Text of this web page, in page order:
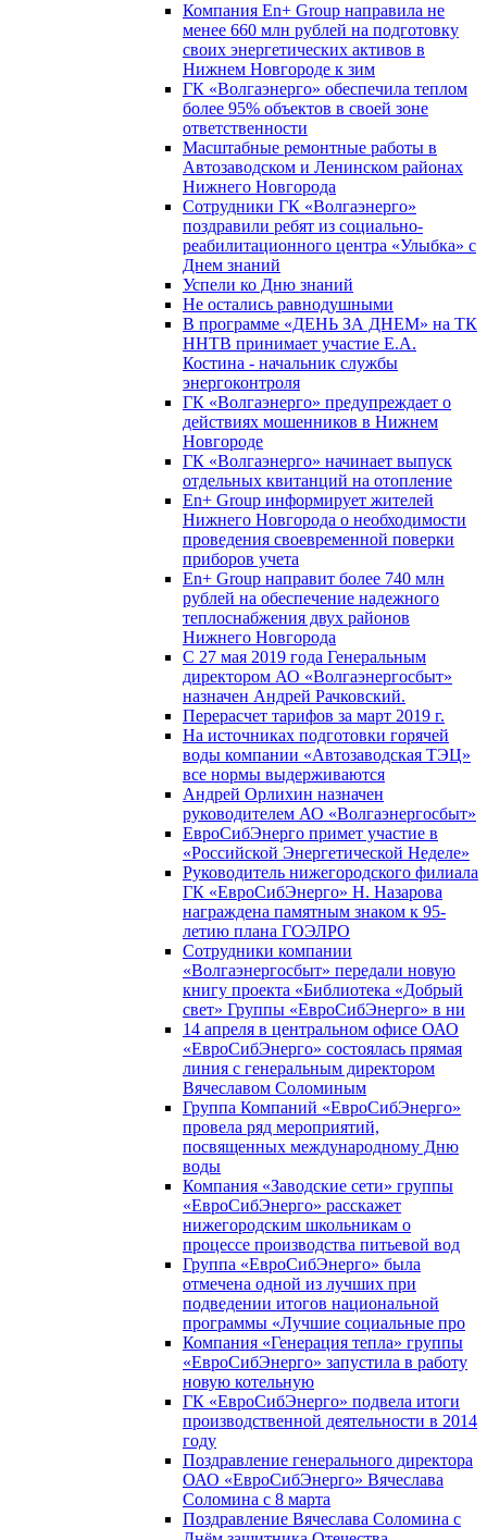
Компания En+ Group направила не
менее 660 млн рублей на подготовку
своих энергетических активов в
Нижнем Новгороде к зим
ГК «Волгаэнерго» обеспечила теплом
более 95% объектов в своей зоне
ответственности
Масштабные ремонтные работы в
Автозаводском и Ленинском районах
Нижнего Новгорода
Сотрудники ГК «Волгаэнерго»
поздравили ребят из социально-
реабилитационного центра «Улыбка» с
Днем знаний
Успели ко Дню знаний
Не остались равнодушными
В программе «ДЕНЬ ЗА ДНЕМ» на ТК
ННТВ принимает участие Е.А.
Костина - начальник службы
энергоконтроля
ГК «Волгаэнерго» предупреждает о
действиях мошенников в Нижнем
Новгороде
ГК «Волгаэнерго» начинает выпуск
отдельных квитанций на отопление
En+ Group информирует жителей
Нижнего Новгорода о необходимости
проведения своевременной поверки
приборов учета
En+ Group направит более 740 млн
рублей на обеспечение надежного
теплоснабжения двух районов
Нижнего Новгорода
С 27 мая 2019 года Генеральным
директором АО «Волгаэнергосбыт»
назначен Андрей Рачковский.
Перерасчет тарифов за март 2019 г.
На источниках подготовки горячей
воды компании «Автозаводская ТЭЦ»
все нормы выдерживаются
Андрей Орлихин назначен
руководителем АО «Волгаэнергосбыт»
ЕвроСибЭнерго примет участие в
«Российской Энергетической Неделе»
Руководитель нижегородского филиала
ГК «ЕвроСибЭнерго» Н. Назарова
награждена памятным знаком к 95-
летию плана ГОЭЛРО
Сотрудники компании
«Волгаэнергосбыт» передали новую
книгу проекта «Библиотека «Добрый
свет» Группы «ЕвроСибЭнерго» в ни
14 апреля в центральном офисе ОАО
«ЕвроСибЭнерго» состоялась прямая
линия с генеральным директором
Вячеславом Соломиным
Группа Компаний «ЕвроСибЭнерго»
провела ряд мероприятий,
посвященных международному Дню
воды
Компания «Заводские сети» группы
«ЕвроСибЭнерго» расскажет
нижегородским школьникам о
процессе производства питьевой вод
Группа «ЕвроСибЭнерго» была
отмечена одной из лучших при
подведении итогов национальной
программы «Лучшие социальные про
Компания «Генерация тепла» группы
«ЕвроСибЭнерго» запустила в работу
новую котельную
ГК «ЕвроСибЭнерго» подвела итоги
производственной деятельности в 2014
году
Поздравление генерального директора
ОАО «ЕвроСибЭнерго» Вячеслава
Соломина с 8 марта
Поздравление Вячеслава Соломина с